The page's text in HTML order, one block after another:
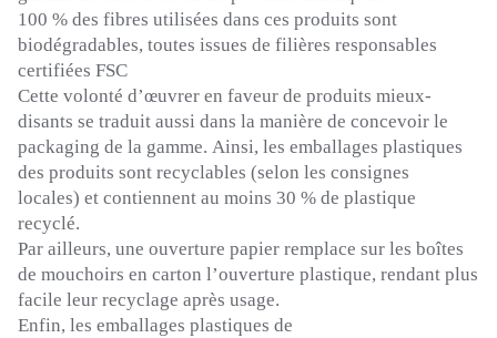
100 % des fibres utilisées dans ces produits sont
biodégradables, toutes issues de filières responsables
certifiées FSC
Cette volonté d’œuvrer en faveur de produits mieux-
disants se traduit aussi dans la manière de concevoir le
packaging de la gamme. Ainsi, les emballages plastiques
des produits sont recyclables (selon les consignes
locales) et contiennent au moins 30 % de plastique
recyclé.
Par ailleurs, une ouverture papier remplace sur les boîtes
de mouchoirs en carton l’ouverture plastique, rendant plus
facile leur recyclage après usage.
Enfin, les emballages plastiques de